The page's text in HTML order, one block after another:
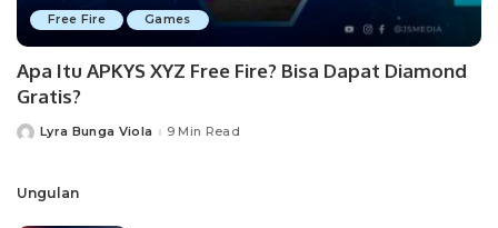
Free Fire Games
Apa Itu APKYS XYZ Free Fire? Bisa Dapat Diamond
Gratis?
PostedLyra Bunga Viola 9 Min Read
Ungulan